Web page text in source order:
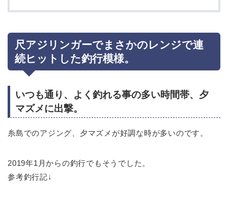
尺アジリンガーでまさかのレンジで連
続ヒットした釣行模様。
いつも通り、よく釣れる事の多い時間帯、夕
マズメに出撃。
糸島でのアジング、夕マズメが好調な時が多いのです。
2019年1月からの釣行でもそうでした。
参考釣行記↓